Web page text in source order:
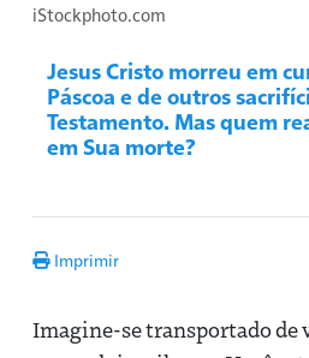
iStockphoto.com
Jesus Cristo morreu em
Páscoa e de outros
Testamento. Mas quem
em Sua morte?
Imprimir
Imagine-se transportado de